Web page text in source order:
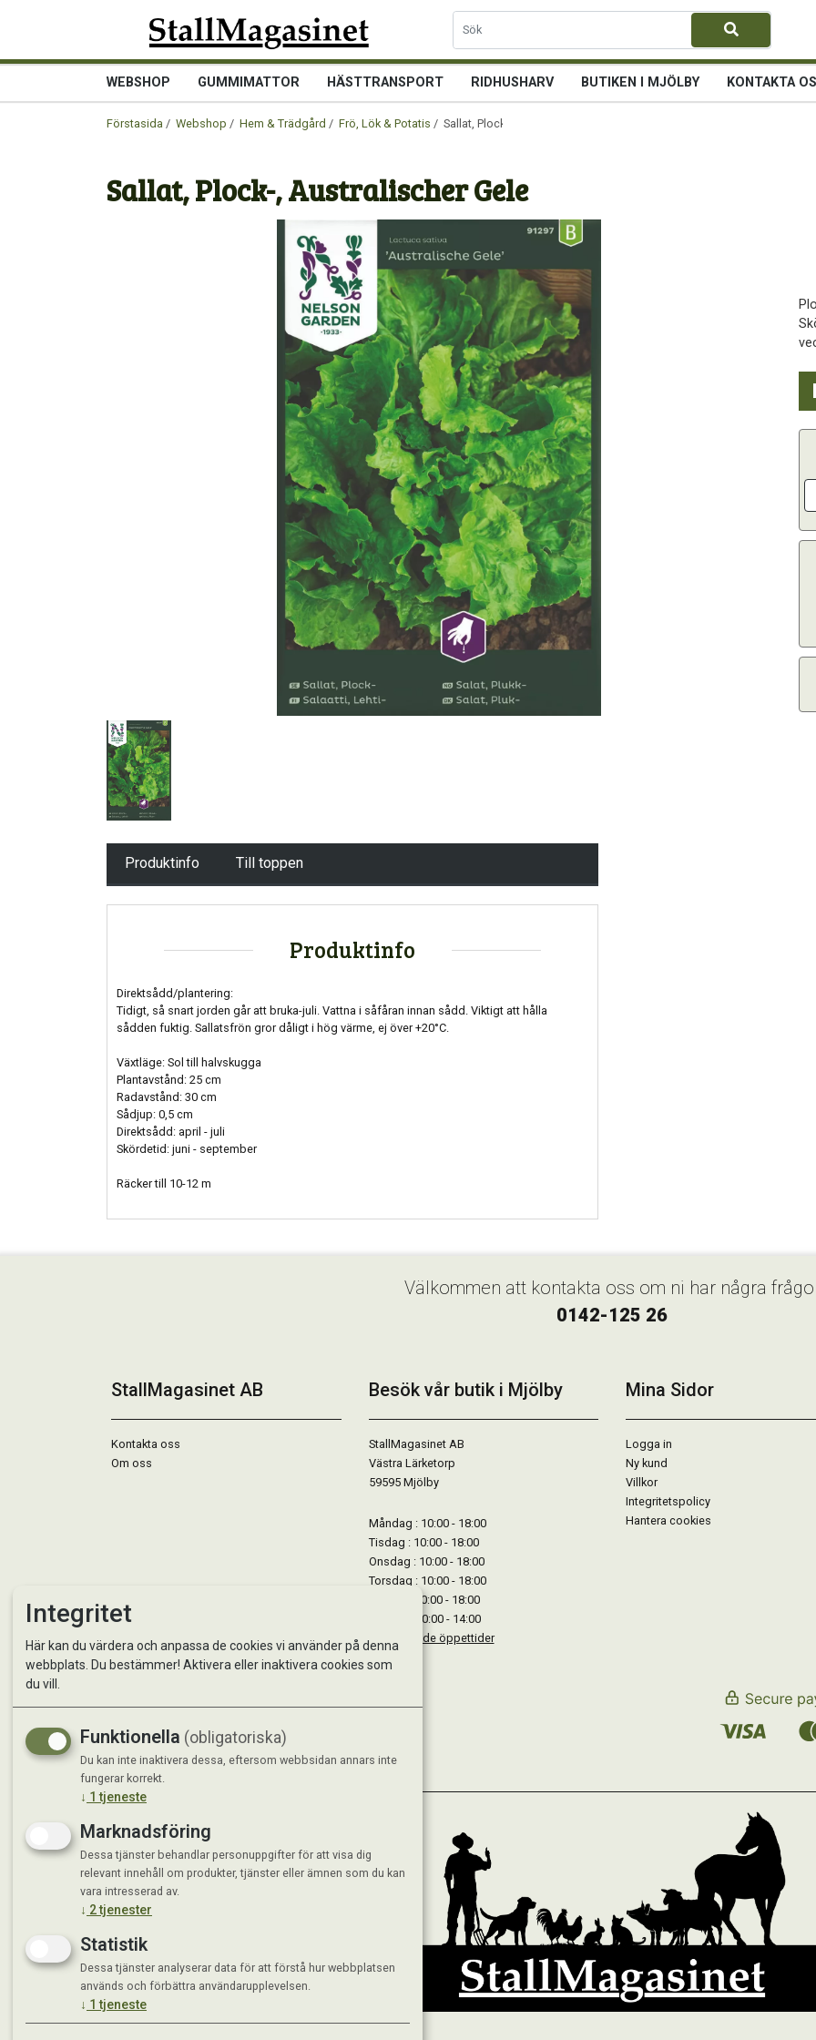
WEBSHOP GUMMIMATTOR HÄSTTRANSPORT RIDHUSHARV BUTIKEN I MJÖLBY KONTAKTA
Förstasida / Webshop / Hem & Trädgård / Frö, Lök & Potatis / Sallat, Plock-, Australischer Gele
Sallat, Plock-, Australischer Gele
Produktinfo Till toppen
Produktinfo
Direktsådd/plantering:
Tidigt, så snart jorden går att bruka-juli. Vattna i såfåran innan sådd. Viktigt att hålla
sådden fuktig. Sallatsfrön gror dåligt i hög värme, ej över +20°C.
Växtläge: Sol till halvskugga
Plantavstånd: 25 cm
Radavstånd: 30 cm
Sådjup: 0,5 cm
Direktsådd: april - juli
Skördetid: juni - september
Räcker till 10-12 m
Välkommen att kontakta oss om ni har några
0142-125 26
StallMagasinet AB
Kontakta oss
Om oss
Besök vår butik i Mjölby
StallMagasinet AB
Västra Lärketorp
59595 Mjölby
Måndag : 10:00 - 18:00
Tisdag : 10:00 - 18:00
Onsdag : 10:00 - 18:00
Torsdag : 10:00 - 18:00
Fredag : 10:00 - 18:00
Lördag : 10:00 - 14:00
Se avvikande öppettider
Mina Sidor
Logga in
Ny kund
Villkor
Integritetspolicy
Hantera cookies
Integritet
Här kan du värdera och anpassa de cookies vi använder på denna
webbplats. Du bestämmer! Aktivera eller inaktivera cookies som
du vill.
Funktionella (obligatoriska)
Du kan inte inaktivera dessa, eftersom webbsidan annars inte
fungerar korrekt.
↓ 1 tjeneste
Marknadsföring
Dessa tjänster behandlar personuppgifter för att visa dig
relevant innehåll om produkter, tjänster eller ämnen som du kan
vara intresserad av.
↓ 2tjenester
Statistik
Dessa tjänster analyserar data för att förstå hur webbplatsen
används och förbättra användarupplevelsen.
↓ 1 tjeneste